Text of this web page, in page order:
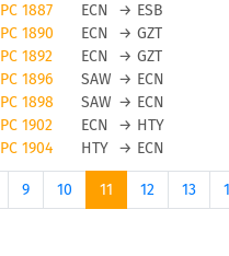
PC 1887 ECN → ESB
PC 1890 ECN → GZT
PC 1892 ECN → GZT
PC 1896 SAW → ECN
PC 1898 SAW → ECN
PC 1902 ECN → HTY
PC 1904 HTY → ECN
9 10 11 12 13